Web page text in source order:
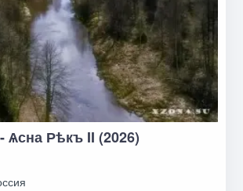
Ѧсна Рѣкъ II (2026)